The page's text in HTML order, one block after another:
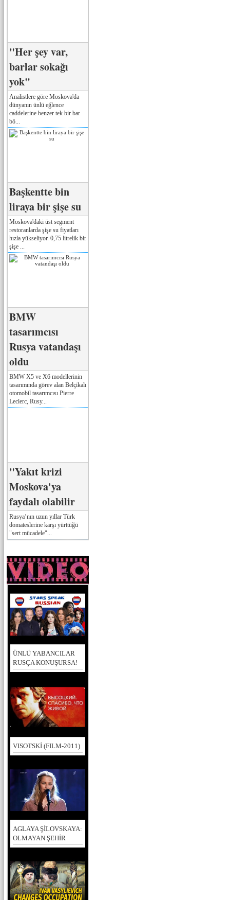
"Her şey var,
barlar sokağı
yok"
Analistlere göre Moskova'da
dünyanın ünlü eğlence
caddelerine benzer tek bir bar
bö...
Başkentte bin
liraya bir şişe su
Moskova'daki üst segment
restoranlarda şişe su fiyatları
hızla yükseliyor. 0,75 litrelik bir
şişe ...
BMW
tasarımcısı
Rusya vatandaşı
oldu
BMW X5 ve X6 modellerinin
tasarımında görev alan Belçikalı
otomobil tasarımcısı Pierre
Leclerc, Rusy...
"Yakıt krizi
Moskova'ya
faydalı olabilir
Rusya’nın uzun yıllar Türk
domateslerine karşı yürttüğü
"sert mücadele"...
ÜNLÜ YABANCILAR
RUSÇA KONUŞURSA!
VISOTSKİ (FILM-2011)
AGLAYA ŞİLOVSKAYA:
OLMAYAN ŞEHİR